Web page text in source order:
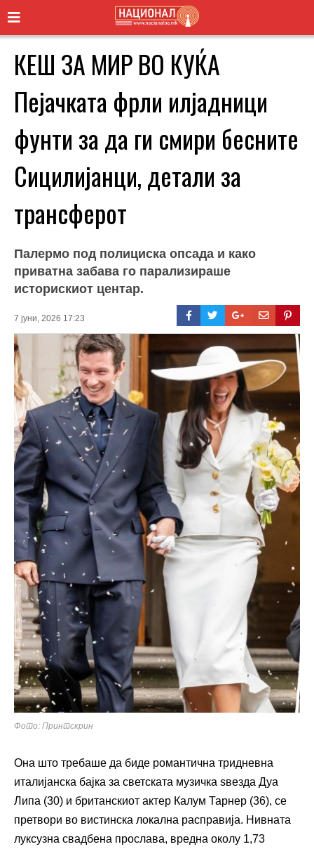
КЕШ ЗА МИР ВО КУЌА
Пејачката фрли илјадници
фунти за да ги смири бесните
Сицилијанци, детали за
трансферот
Палермо под полициска опсада и како
приватна забава го парализираше
историскиот центар.
7 јуни, 2026 17:23
Фото: Принтскрин
Она што требаше да биде романтична тридневна
италијанска бајка за светската музичка ѕвезда Дуа
Липа (30) и британскиот актер Калум Тарнер (36), се
претвори во вистинска локална расправија. Нивната
луксузна свадбена прослава, вредна околу 1,73